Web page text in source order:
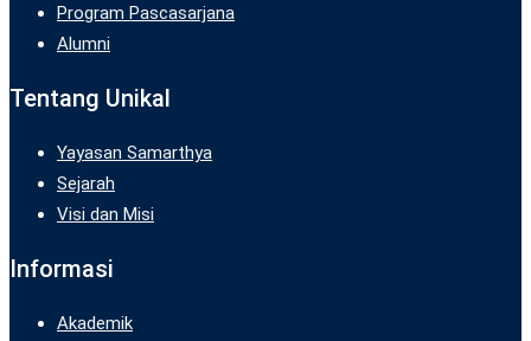
Program Pascasarjana
Alumni
Tentang Unikal
Yayasan Samarthya
Sejarah
Visi dan Misi
Informasi
Akademik